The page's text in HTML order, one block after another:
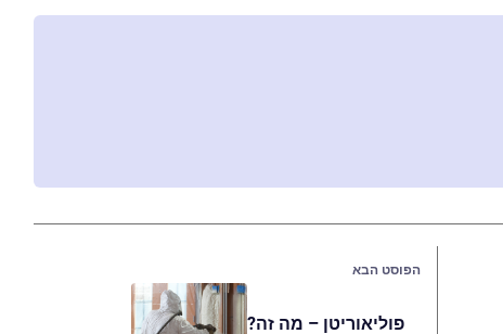
הפוסט הבא
פוליאוריטן – מה זה?